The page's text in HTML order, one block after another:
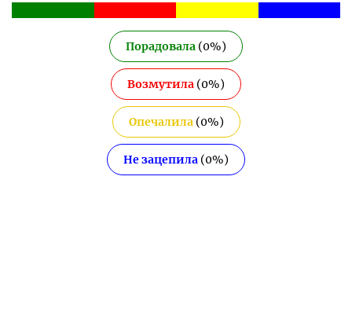
Порадовала (0%)
Возмутила (0%)
Опечалила(0%)
Не зацепила (0%)